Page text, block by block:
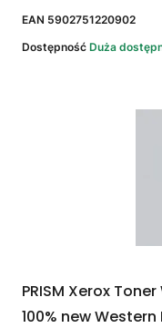
EAN 5902751220902
Dostępność Duża
PRISM Xerox Toner
100% new